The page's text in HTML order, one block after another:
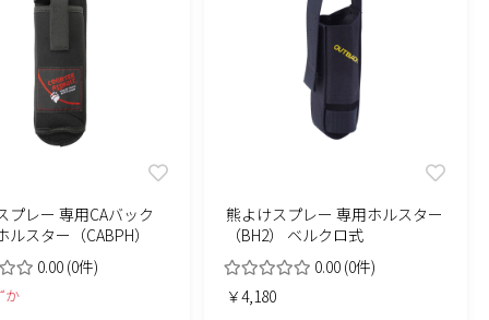
プレー 専用CAバック
ルスター（CABPH）
0.00 (0件)
か
熊よけスプレー 専用ホルスター
（BH2） ベルクロ式
0.00 (0件)
￥4,180